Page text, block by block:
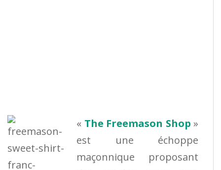
« The Freemason Shop »
est une échoppe
maçonnique proposant